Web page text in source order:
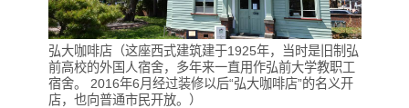
弘大咖啡店（这座西式建筑建于1925年，当时是旧制弘
前高校的外国人宿舍，多年来一直用作弘前大学教职工
宿舍。 2016年6月经过装修以后“弘大咖啡店”的名义开
店，也向普通市民开放。）